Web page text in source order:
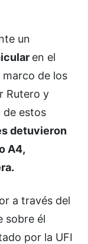
un
en el
de los
Rutero y
de estos
detuvieron
A4,
a través del
sobre él
por la UFI